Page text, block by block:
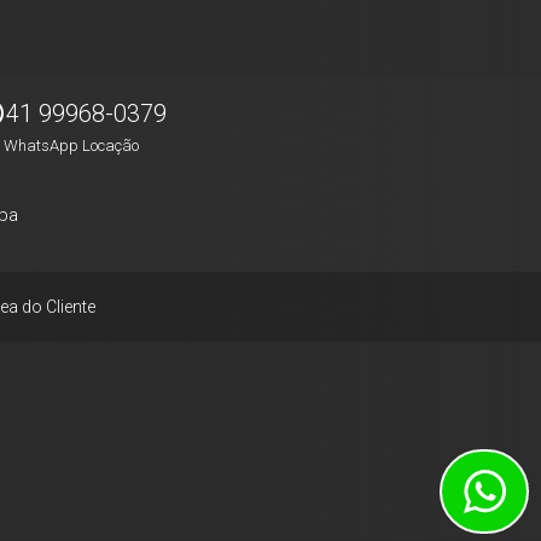
41 99968-0379
WhatsApp Locação
do Cliente